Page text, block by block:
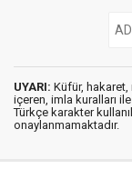
UYARI: Küfür, hakaret,
içeren, imla kuralları ile
Türkçe karakter
onaylanmamaktadır.